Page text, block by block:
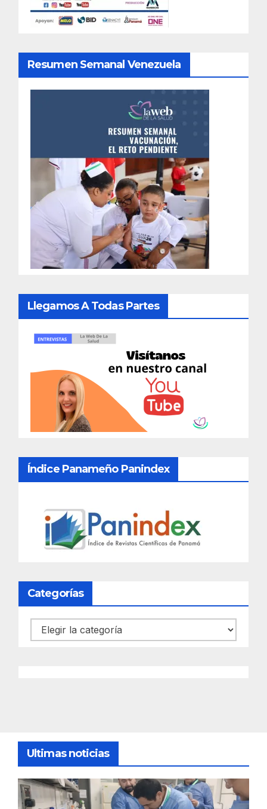
Resumen Semanal Venezuela
Llegamos A Todas Partes
Índice Panameño Panindex
Categorías
Categorías
Ultimas noticias